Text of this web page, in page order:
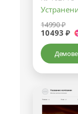
14990 ₽
10493 ₽